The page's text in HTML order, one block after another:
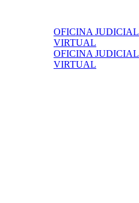
OFICINA JUDICIAL
VIRTUAL
OFICINA JUDICIAL
VIRTUAL